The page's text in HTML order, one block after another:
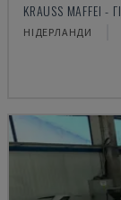
KRAUSS
НІДЕРЛАНДИ